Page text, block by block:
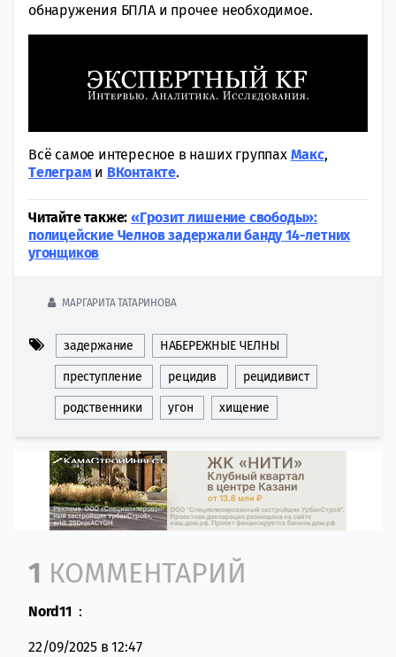
обнаружения БПЛА и прочее необходимое.
Всё самое интересное в наших группах Макс,
Tелеграми ВКонтакте.
Читайте также: «Грозит лишение свободы»:
полицейские Челнов задержали банду 14-летних
угонщиков
МАРГАРИТА ТАТАРИНОВА
задержание НАБЕРЕЖНЫЕ ЧЕЛНЫ
преступление рецидив рецидивист
родственники угон хищение
Comment section
1 КОММЕНТАРИЙ
Nord11 :
22/09/2025 в 12:47